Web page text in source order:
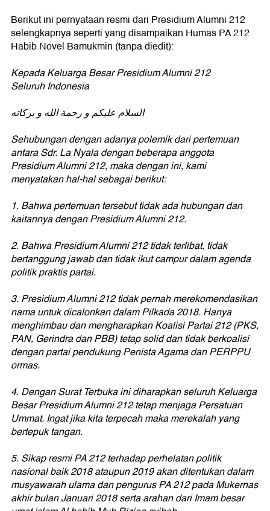
Berikut ini pernyataan resmi dari Presidium Alumni 212
selengkapnya seperti yang disampaikan Humas PA 212
Habib Novel Bamukmin (tanpa diedit):
Kepada Keluarga Besar Presidium Alumni 212
Seluruh Indonesia
السلام عليكم و رحمة الله و بركاته
Sehubungan dengan adanya polemik dari pertemuan
antara Sdr. La Nyala dengan beberapa anggota
Presidium Alumni 212, maka dengan ini, kami
menyatakan hal-hal sebagai berikut:
1. Bahwa pertemuan tersebut tidak ada hubungan dan
kaitannya dengan Presidium Alumni 212.
2. Bahwa Presidium Alumni 212 tidak terlibat, tidak
bertanggung jawab dan tidak ikut campur dalam agenda
politik praktis partai.
3. Presidium Alumni 212 tidak pernah merekomendasikan
nama untuk dicalonkan dalam Pilkada 2018. Hanya
menghimbau dan mengharapkan Koalisi Partai 212 (PKS,
PAN, Gerindra dan PBB) tetap solid dan tidak berkoalisi
dengan partai pendukung Penista Agama dan PERPPU
ormas.
4. Dengan Surat Terbuka ini diharapkan seluruh Keluarga
Besar Presidium Alumni 212 tetap menjaga Persatuan
Ummat. Ingat jika kita terpecah maka merekalah yang
bertepuk tangan.
5. Sikap resmi PA 212 terhadap perhelatan politik
nasional baik 2018 ataupun 2019 akan ditentukan dalam
musyawarah ulama dan pengurus PA 212 pada Mukernas
akhir bulan Januari 2018 serta arahan dari Imam besar